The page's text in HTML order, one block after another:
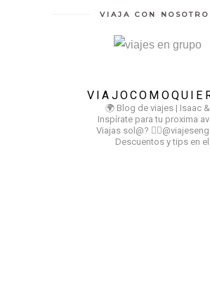
VIAJA CON
🌍 Blog de viajes | Isaac
Inspírate para tu proxima
Viajas sol@?
Descuentos y tips en el